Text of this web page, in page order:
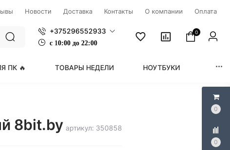
0
0
Новости Доставка Контакты О компании Оплата
+375296552933
с 1 0:00 до 22:00
0
ПК 🔥 ТОВАРЫ НЕДЕЛИ НОУТБУКИ
8bit.by артикул: 350858